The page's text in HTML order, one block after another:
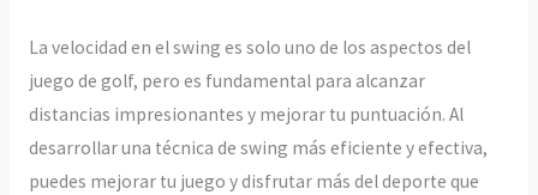
La velocidad en el swing es solo uno de los aspectos del
juego de golf, pero es fundamental para alcanzar
distancias impresionantes y mejorar tu puntuación. Al
desarrollar una técnica de swing más eficiente y efectiva,
puedes mejorar tu juego y disfrutar más del deporte que